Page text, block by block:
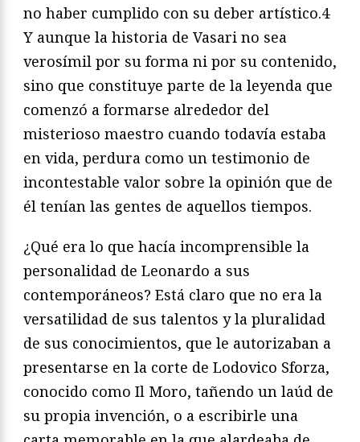
no haber cumplido con su deber artístico.4
Y aunque la historia de Vasari no sea
verosímil por su forma ni por su contenido,
sino que constituye parte de la leyenda que
comenzó a formarse alrededor del
misterioso maestro cuando todavía estaba
en vida, perdura como un testimonio de
incontestable valor sobre la opinión que de
él tenían las gentes de aquellos tiempos.
¿Qué era lo que hacía incomprensible la
personalidad de Leonardo a sus
contemporáneos? Está claro que no era la
versatilidad de sus talentos y la pluralidad
de sus conocimientos, que le autorizaban a
presentarse en la corte de Lodovico Sforza,
conocido como Il Moro, tañendo un laúd de
su propia invención, o a escribirle una